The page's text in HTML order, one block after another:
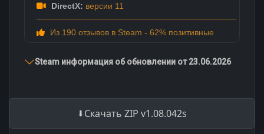
DirectX: версии 11
Из 190 отзывов в Steam - 62% позитивные
Steam информация об обновлении от 23.06.2026
Скачать ZIP v1.08.042s